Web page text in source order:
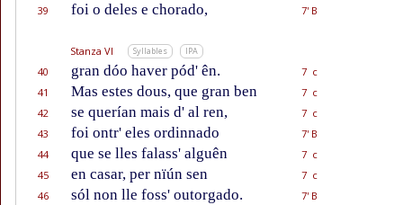
39
foi o deles e chorado, 7' B
Stanza VI Syllables IPA
40 gran dóo haver pód' ên.
7 c
41
Mas estes dous, que gran ben
7 c
42
se querían mais d' al ren,
7 c
43
foi ontr' eles ordinnado
7' B
44
que se lles falass' alguên
7 c
45
en casar, per nïún sen
7 c
46
sól non lle foss' outorgado.
7' B